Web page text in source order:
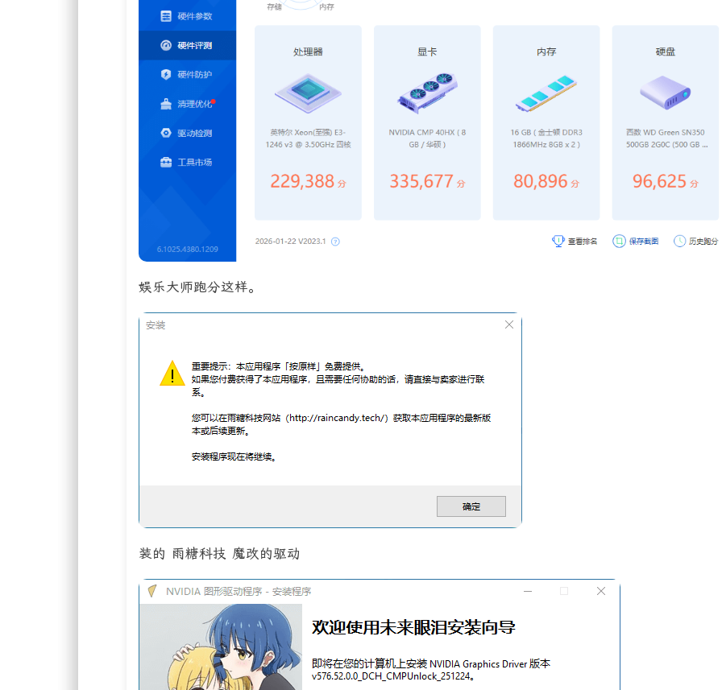
娱乐大师跑分这样。
装的 雨糖科技 魔改的驱动